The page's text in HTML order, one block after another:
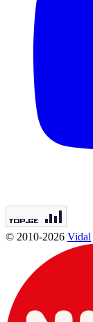
© 2010-2026 Vidal